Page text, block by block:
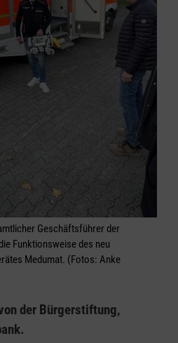
Geschäftsführer der
Funktionsweise des neu
Medumat. (Fotos: Anke
der Bürgerstiftung,